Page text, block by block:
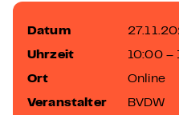
Datum
Uhrzeit 10:00 –
Ort Online
Veranstalter BVDW